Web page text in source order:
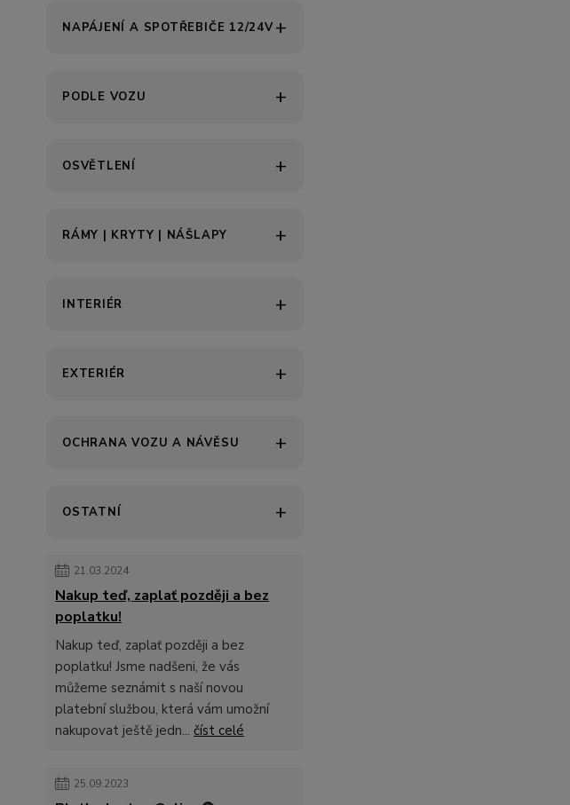
NAPÁJENÍ A SPOTŘEBIČE 12/24V
PODLE VOZU
OSVĚTLENÍ
RÁMY | KRYTY | NÁŠLAPY
INTERIÉR
EXTERIÉR
OCHRANA VOZU A NÁVĚSU
OSTATNÍ
21.03.2024
Nakup teď, zaplať později a bez
poplatku!
Nakup teď, zaplať později a bez
poplatku! Jsme nadšeni, že vás
můžeme seznámit s naší novou
platební službou, která vám umožní
nakupovat ještě jedn... číst celé
25.09.2023